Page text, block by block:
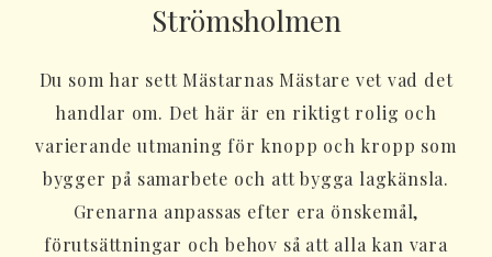
Strömsholmen
Du som har sett Mästarnas Mästare vet vad det
handlar om. Det här är en riktigt rolig och
varierande utmaning för knopp och kropp som
bygger på samarbete och att bygga lagkänsla.
Grenarna anpassas efter era önskemål,
förutsättningar och behov så att alla kan vara